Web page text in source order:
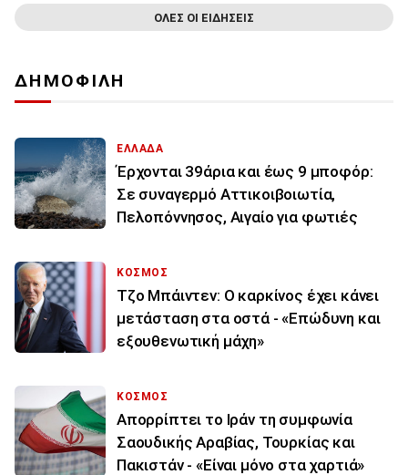
ΟΛΕΣ ΟΙ ΕΙΔΗΣΕΙΣ
ΔΗΜΟΦΙΛΗ
ΕΛΛΑΔΑ
Έρχονται 39άρια και έως 9 μποφόρ:
Σε συναγερμό Αττικοιβοιωτία,
Πελοπόννησος, Αιγαίο για φωτιές
ΚΟΣΜΟΣ
Τζο Μπάιντεν: Ο καρκίνος έχει κάνει
μετάσταση στα οστά - «Επώδυνη και
εξουθενωτική μάχη»
ΚΟΣΜΟΣ
Απορρίπτει το Ιράν τη συμφωνία
Σαουδικής Αραβίας, Τουρκίας και
Πακιστάν - «Είναι μόνο στα χαρτιά»